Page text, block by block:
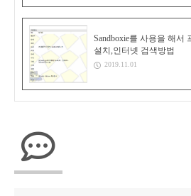
Sandboxie를 사용을 해서
설치,인터넷 검색방법
2019.11.01